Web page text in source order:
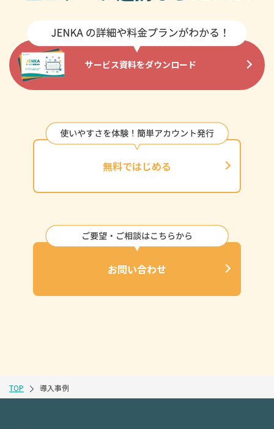
サービス資料をダウンロード
無料ではじめる
お問い合わせ
TOP 導入事例